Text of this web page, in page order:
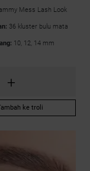
Mess Lash Look
36 kluster bulu mata
10, 12, 14 mm
+
ke troli